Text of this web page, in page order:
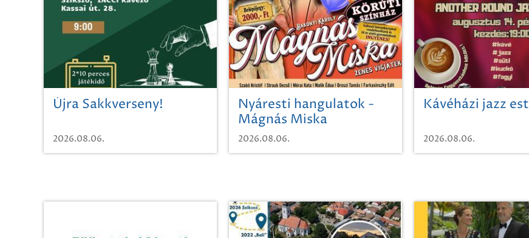
Újra Sakkverseny!
2026.08.06.
Nyáresti hangulatok -
Mágnás Miska
2026.08.06.
Kávéházi jazz est
2026.08.06.